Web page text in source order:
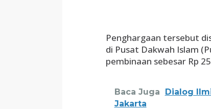
Penghargaan tersebut
di Pusat Dakwah Islam
pembinaan sebesar Rp
Baca Juga
Dialog
Jakarta